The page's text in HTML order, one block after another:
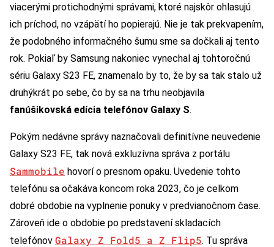
viacerými protichodnými správami, ktoré najskôr ohlasujú
ich príchod, no vzápätí ho popierajú. Nie je tak prekvapením,
že podobného informačného šumu sme sa dočkali aj tento
rok. Pokiaľ by Samsung nakoniec vynechal aj tohtoročnú
sériu Galaxy S23 FE, znamenalo by to, že by sa tak stalo už
druhýkrát po sebe, čo by sa na trhu neobjavila
fanúšikovská edícia telefónov Galaxy S.
Pokým nedávne správy naznačovali definitívne neuvedenie
Galaxy S23 FE, tak nová exkluzívna správa z portálu
Sammobile hovorí o presnom opaku. Uvedenie tohto
telefónu sa očakáva koncom roka 2023, čo je celkom
dobré obdobie na vyplnenie ponuky v predvianočnom čase.
Zároveň ide o obdobie po predstavení skladacích
telefónov Galaxy Z Fold5 a Z Flip5. Tu správa